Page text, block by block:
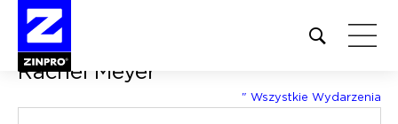
Open
site
form
Rachel Meyer
" Wszystkie Wydarzenia